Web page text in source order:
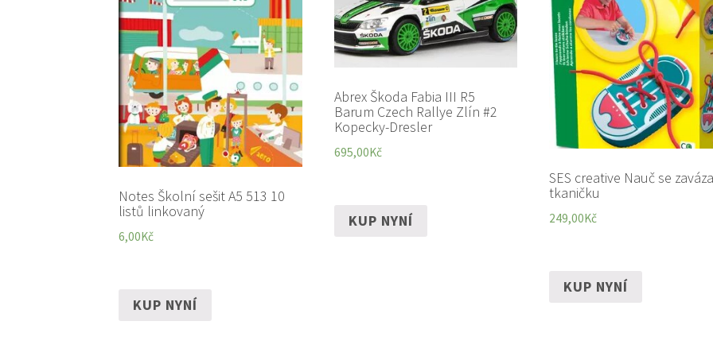
Notes Školní sešit A5 513 10
listů linkovaný
6,00Kč
KUP NYNÍ
Abrex Škoda Fabia III R5
Barum Czech Rallye Zlín #2
Kopecky-Dresler
695,00Kč
KUP NYNÍ
SES creative Nauč se
tkaničku
249,00Kč
KUP NYNÍ